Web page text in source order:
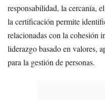
responsabilidad, la cercanía,
la certificación permite
relacionadas con la cohesión
liderazgo basado en valores,
para la gestión de personas.